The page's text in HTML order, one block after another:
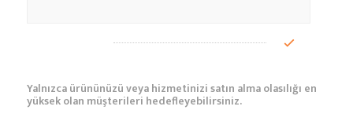
Yalnızca ürününüzü veya hizmetinizi satın alma olasılığı en
yüksek olan müşterileri hedefleyebilirsiniz.